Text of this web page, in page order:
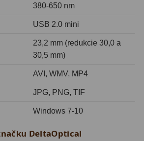
380-650 nm
USB 2.0 mini
23,2 mm (redukcie 30,0 a
30,5 mm)
AVI, WMV, MP4
JPG, PNG, TIF
Windows 7-10
DeltaOptical